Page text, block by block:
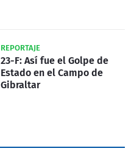
REPORTAJE
23-F: Así fue el Golpe de
Estado en el Campo de
Gibraltar